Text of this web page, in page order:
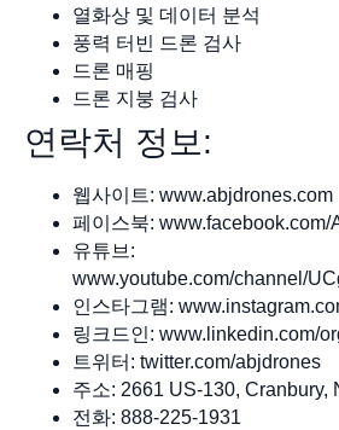
열화상 및 데이터 분석
풍력 터빈 드론 검사
드론 매핑
드론 지붕 검사
연락처 정보:
웹사이트: www.abjdrones.com
페이스북:
유튜브:
www.youtube.com/channel/
인스타그램:
링크드인: www.linkedin.com/
트위터: twitter.com/abjdrones
주소: 2661 US-130, Cranbury,
전화: 888-225-1931